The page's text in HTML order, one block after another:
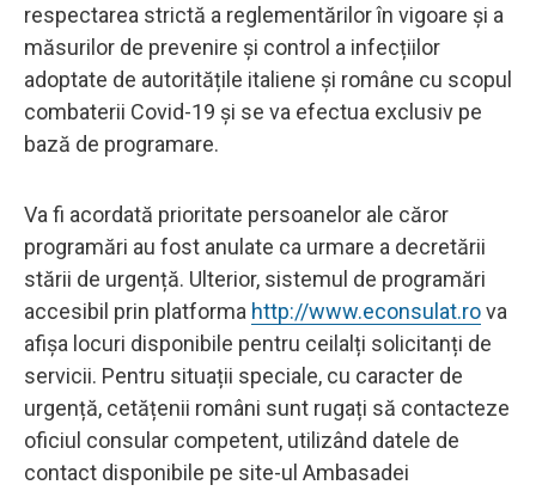
respectarea strictă a reglementărilor în vigoare și a
măsurilor de prevenire și control a infecțiilor
adoptate de autoritățile italiene și române cu scopul
combaterii Covid-19 și se va efectua exclusiv pe
bază de programare.
Va fi acordată prioritate persoanelor ale căror
programări au fost anulate ca urmare a decretării
stării de urgență. Ulterior, sistemul de programări
accesibil prin platforma http://www.econsulat.rova
afișa locuri disponibile pentru ceilalți solicitanți de
servicii. Pentru situații speciale, cu caracter de
urgență, cetățenii români sunt rugați să contacteze
oficiul consular competent, utilizând datele de
contact disponibile pe site-ul Ambasadei